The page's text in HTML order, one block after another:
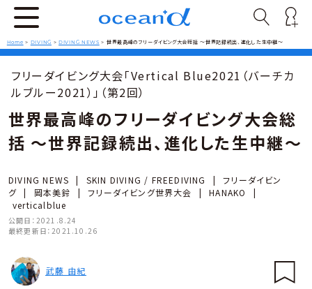
Home > DIVING >DIVING NEWS > 世界最高峰のフリーダイビング大会総括 〜世界記録続出、進化した生中継〜
フリーダイビング大会「Vertical Blue2021（バーチカ
ルブルー2021）」（第2回）
世界最高峰のフリーダイビング大会総
括 〜世界記録続出、進化した生中継〜
DIVING NEWS | SKIN DIVING / FREEDIVING |
フリーダイビン
グ | 岡本美鈴 | フリーダイビング世界大会 | HANAKO
|
verticalblue
公開日： 2021.8.24
最終更新日： 2021.10.26
武藤 由紀